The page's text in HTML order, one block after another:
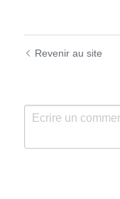
Revenir au site